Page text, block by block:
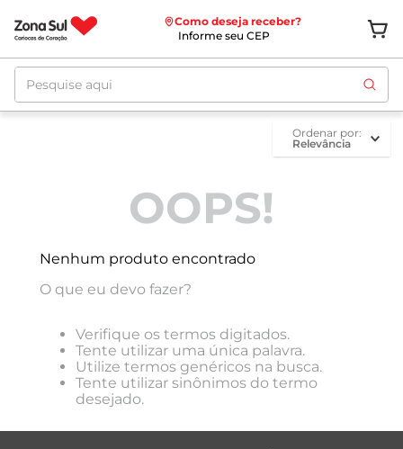
Como deseja receber?
Informe seu CEP
Pesquise aqui
ordenar por
Relevância
OOPS!
Nenhum produto encontrado
O que eu devo fazer?
Verifique os termos digitados.
Tente utilizar uma única palavra.
Utilize termos genéricos na busca.
Tente utilizar sinônimos do termo
desejado.